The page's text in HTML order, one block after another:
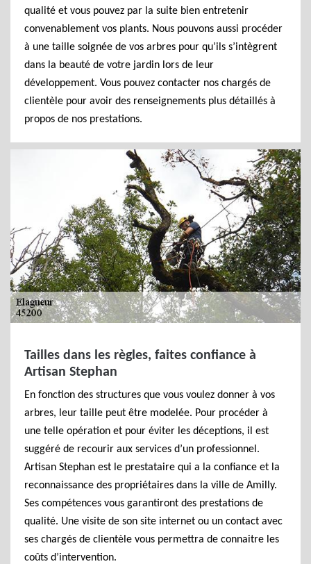
qualité et vous pouvez par la suite bien entretenir
convenablement vos plants. Nous pouvons aussi procéder
à une taille soignée de vos arbres pour qu’ils s’intègrent
dans la beauté de votre jardin lors de leur
développement. Vous pouvez contacter nos chargés de
clientèle pour avoir des renseignements plus détaillés à
propos de nos prestations.
Tailles dans les règles, faites confiance à
Artisan Stephan
En fonction des structures que vous voulez donner à vos
arbres, leur taille peut être modelée. Pour procéder à
une telle opération et pour éviter les déceptions, il est
suggéré de recourir aux services d’un professionnel.
Artisan Stephan est le prestataire qui a la confiance et la
reconnaissance des propriétaires dans la ville de Amilly.
Ses compétences vous garantiront des prestations de
qualité. Une visite de son site internet ou un contact avec
ses chargés de clientèle vous permettra de connaitre les
coûts d’intervention.